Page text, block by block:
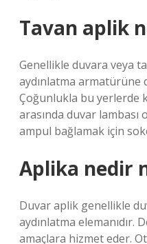
Tavan aplik
Genellikle duvara veya
aydınlatma armatürüne
Çoğunlukla bu yerlerde
arasında duvar
ampul bağlamak için
Aplika nedir
Duvar aplik genellikle
aydınlatma elemanıdır.
amaçlara hizmet eder.